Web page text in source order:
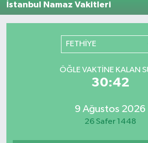
İstanbul Namaz Vakitleri
FETHİYE
ÖĞLE VAKTINE KALAN
30:42
9 Ağustos 2026
26 Safer 1448
Muğla Trafik Yoğunluk Haritası
Son Dakika Haberleri